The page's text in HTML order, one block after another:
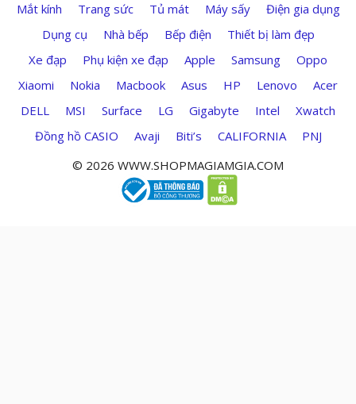
Mắt kính
Trang sức Tủ mát Máy sấy
Điện gia dụng
Dụng cụ
Nhà bếp Bếp điện
Thiết bị làm đẹp
Xe đạp
Phụ kiện xe đạp Apple Samsung
Oppo
Xiaomi
Nokia Macbook Asus HP Lenovo
Acer
DELL
MSI Surface LG Gigabyte Intel
Xwatch
Đồng hồ CASIO
Avaji Biti’s CALIFORNIA
PNJ
© 2026 WWW.SHOPMAGIAMGIA.COM